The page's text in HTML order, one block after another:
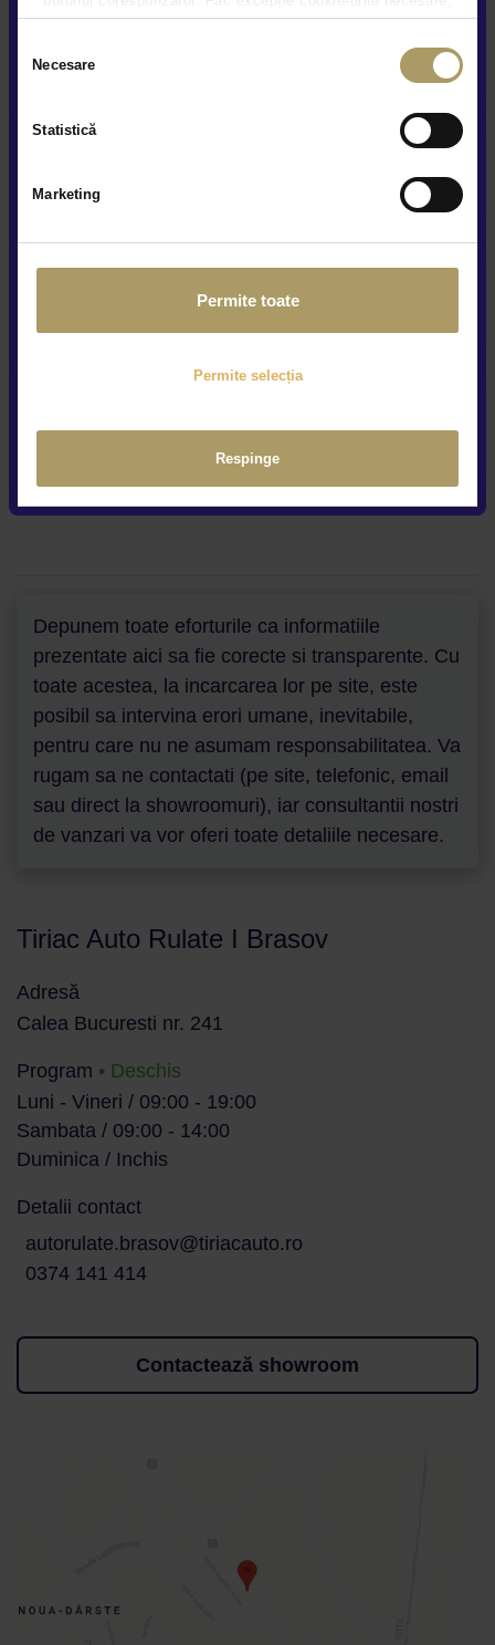
care sunt activate automat, conform legislației în vigoare.
Necesare
Statistică
Marketing
Permite toate
Permite selecția
Respinge
Contract Buy-Back & Trade-In
Livrare la domiciliu
Depunem toate eforturile ca informatiile
prezentate aici sa fie corecte si transparente. Cu
toate acestea, la incarcarea lor pe site, este
posibil sa intervina erori umane, inevitabile,
pentru care nu ne asumam responsabilitatea. Va
rugam sa ne contactati (pe site, telefonic, email
sau direct la showroomuri), iar consultantii nostri
de vanzari va vor oferi toate detaliile necesare.
Tiriac Auto Rulate I Brasov
Adresă
Calea Bucuresti nr. 241
Program • Deschis
Luni - Vineri / 09:00 - 19:00
Sambata / 09:00 - 14:00
Duminica / Inchis
Detalii contact
autorulate.brasov@tiriacauto.ro
0374 141 414
Contactează showroom